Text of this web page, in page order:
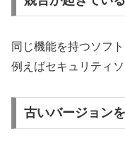
同じ機能を持つソフ
例えばセキュリティ
古いバージョン